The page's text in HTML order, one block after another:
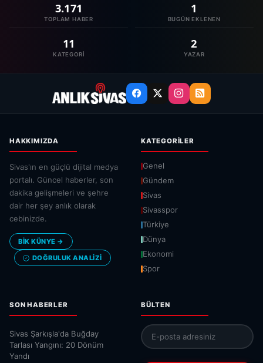
3.171
TOPLAM HABER
1
BUGÜN EKLENEN
11
KATEGORI
2
YAZAR
HAKKIMIZDA
Sivas'ın en güçlü dijital medya
portalı. Güncel haberler, son
dakika gelişmeleri ve şehre
dair her şey anlık olarak
cebinizde.
BİK KÜNYE →
DOĞRULUK ANALIZI
KATEGORILER
Genel
Gündem
Sivas
Sivasspor
Türkiye
Dünya
Ekonomi
Spor
SON HABERLER
Sivas Şarkışla'da Buğday
Tarlası Yangını: 20 Dönüm
Yandı
BÜLTEN